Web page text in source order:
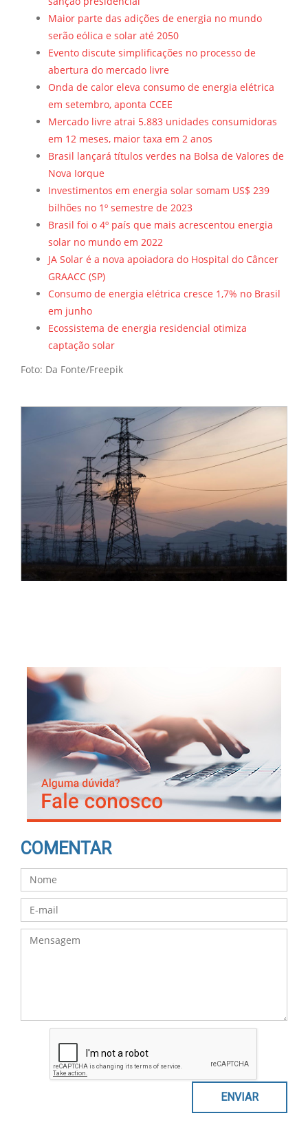
Maior parte das adições de energia no mundo
serão eólica e solar até 2050
Evento discute simplificações no processo de
abertura do mercado livre
Onda de calor eleva consumo de energia elétrica
em setembro, aponta CCEE
Mercado livre atrai 5.883 unidades consumidoras
em 12 meses, maior taxa em 2 anos
Brasil lançará títulos verdes na Bolsa de Valores de
Nova Iorque
Investimentos em energia solar somam US$ 239
bilhões no 1º semestre de 2023
Brasil foi o 4º país que mais acrescentou energia
solar no mundo em 2022
JA Solar é a nova apoiadora do Hospital do Câncer
GRAACC (SP)
Consumo de energia elétrica cresce 1,7% no Brasil
em junho
Ecossistema de energia residencial otimiza
captação solar
Foto: Da Fonte/Freepik
COMENTAR